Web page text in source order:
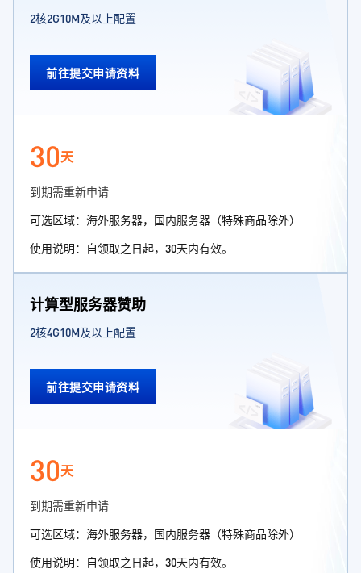
2核2G10M及以上配置
前往提交申请资料
30天
到期需重新申请
可选区域：海外服务器，国内服务器（特殊商品除外）
使用说明：自领取之日起，30天内有效。
计算型服务器赞助
2核4G10M及以上配置
前往提交申请资料
30天
到期需重新申请
可选区域：海外服务器，国内服务器（特殊商品除外）
使用说明：自领取之日起，30天内有效。